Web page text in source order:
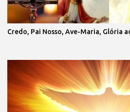
Credo, Pai Nosso, Ave-Maria, Glória